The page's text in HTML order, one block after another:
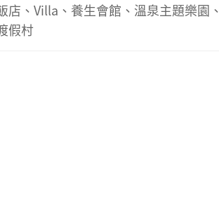
店、Villa、養生會館、溫泉主題樂園
假村